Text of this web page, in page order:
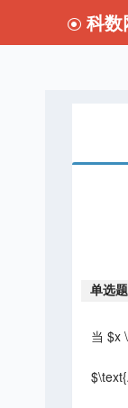
科数
单选题
当 $x